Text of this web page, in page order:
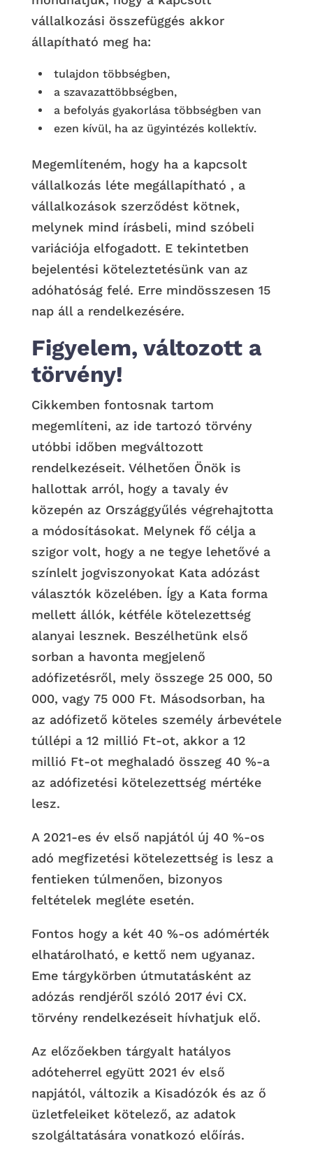
vállalkozási összefüggés akkor
állapítható meg ha:
tulajdon többségben,
a szavazattöbbségben,
a befolyás gyakorlása többségben van
ezen kívül, ha az ügyintézés kollektív.
Megemlíteném, hogy ha a kapcsolt
vállalkozás léte megállapítható , a
vállalkozások szerződést kötnek,
melynek mind írásbeli, mind szóbeli
variációja elfogadott. E tekintetben
bejelentési köteleztetésünk van az
adóhatóság felé. Erre mindösszesen 15
nap áll a rendelkezésére.
Figyelem, változott a
törvény!
Cikkemben fontosnak tartom
megemlíteni, az ide tartozó törvény
utóbbi időben megváltozott
rendelkezéseit. Vélhetően Önök is
hallottak arról, hogy a tavaly év
közepén az Országgyűlés végrehajtotta
a módosításokat. Melynek fő célja a
szigor volt, hogy a ne tegye lehetővé a
színlelt jogviszonyokat Kata adózást
választók közelében. Így a Kata forma
mellett állók, kétféle kötelezettség
alanyai lesznek. Beszélhetünk első
sorban a havonta megjelenő
adófizetésről, mely összege 25 000, 50
000, vagy 75 000 Ft. Másodsorban, ha
az adófizető köteles személy árbevétele
túllépi a 12 millió Ft-ot, akkor a 12
millió Ft-ot meghaladó összeg 40 %-a
az adófizetési kötelezettség mértéke
lesz.
A 2021-es év első napjától új 40 %-os
adó megfizetési kötelezettség is lesz a
fentieken túlmenően, bizonyos
feltételek megléte esetén.
Fontos hogy a két 40 %-os adómérték
elhatárolható, e kettő nem ugyanaz.
Eme tárgykörben útmutatásként az
adózás rendjéről szóló 2017 évi CX.
törvény rendelkezéseit hívhatjuk elő.
Az előzőekben tárgyalt hatályos
adóteherrel együtt 2021 év első
napjától, változik a Kisadózók és az ő
üzletfeleiket kötelező, az adatok
szolgáltatására vonatkozó előírás.